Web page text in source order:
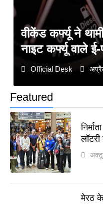
Featured
मेरठ के
वीकेंड कर्फ्यू ने
नाइट कर्फ्यू वाले
Official Desk